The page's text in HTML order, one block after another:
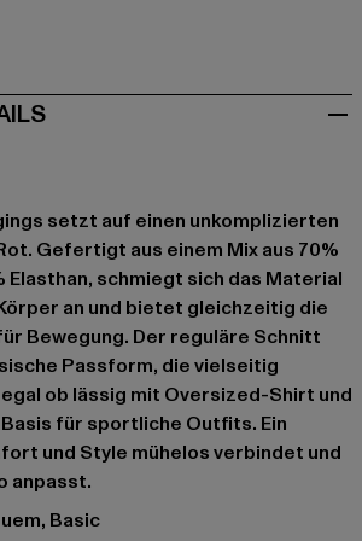
setzt auf einen unkomplizierten
Gefertigt aus einem Mix aus 70%
Elasthan, schmiegt sich das Material
an und bietet gleichzeitig die
Bewegung. Der reguläre Schnitt
Passform, die vielseitig
ob lässig mit Oversized-Shirt und
für sportliche Outfits. Ein
und Style mühelos verbindet und
anpasst.
Basic